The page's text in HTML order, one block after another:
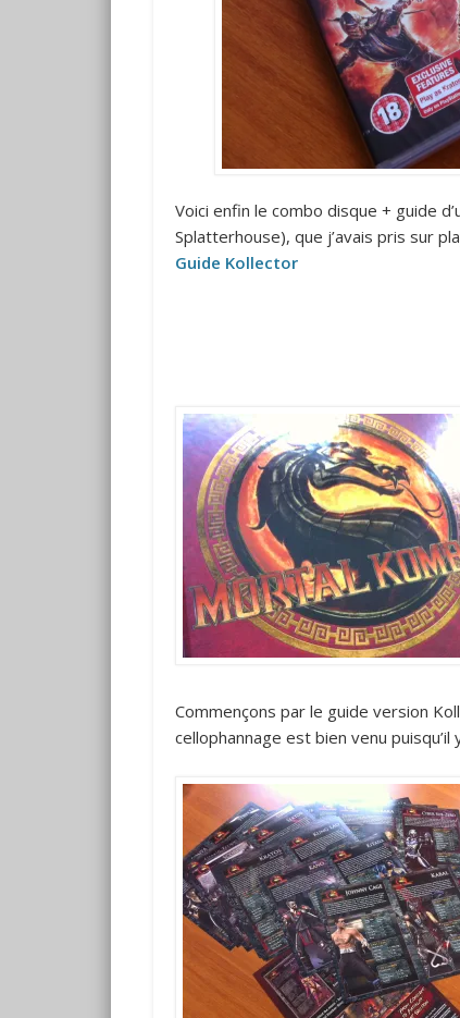
Voici enfin le combo disque + guide
Splatterhouse), que j’avais pris sur
Guide Kollector
Commençons par le guide version
cellophannage est bien venu puisqu’il